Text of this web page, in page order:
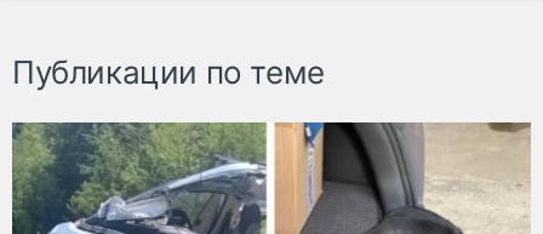
Публикации по теме